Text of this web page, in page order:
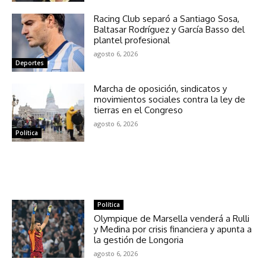
Deportes
Racing Club separó a Santiago Sosa,
Baltasar Rodríguez y García Basso del
plantel profesional
agosto 6, 2026
Política
Marcha de oposición, sindicatos y
movimientos sociales contra la ley de
tierras en el Congreso
agosto 6, 2026
Política
Olympique de Marsella venderá a Rulli
y Medina por crisis financiera y apunta a
la gestión de Longoria
agosto 6, 2026